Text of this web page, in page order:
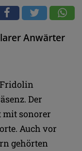
Anwärter
Fridolin
Der
sonorer
Auch vor
gehörten